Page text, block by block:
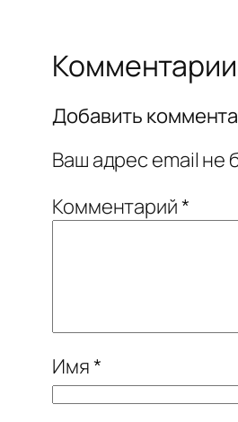
Комментарии
Добавить
Ваш адрес email не
Комментарий*
Имя*